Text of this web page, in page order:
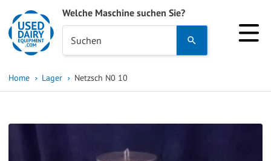
Welche Maschine suchen Sie?
Suchen
select
Home Lager Netzsch N0 10